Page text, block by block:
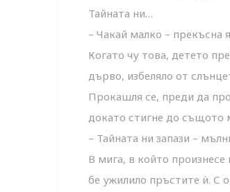
Тайната ни…
– Чакай малко – прекъсна
Когато чу това, детето
дърво, избеляло от
Прокашля се, преди да
докато стигне до същото
– Тайната ни запази –
В мига, в който
бе ужилило пръстите ѝ. С